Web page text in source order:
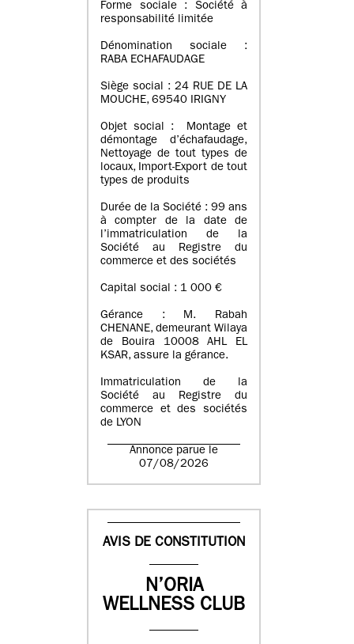
Forme sociale : Société à
responsabilité limitée
Dénomination sociale :
RABA ECHAFAUDAGE
Siège social : 24 RUE DE LA
MOUCHE, 69540 IRIGNY
Objet social : Montage et
démontage d’échafaudage,
Nettoyage de tout types de
locaux, Import-Export de tout
types de produits
Durée de la Société : 99 ans
à compter de la date de
l’immatriculation de la
Société au Registre du
commerce et des sociétés
Capital social : 1 000 €
Gérance : M. Rabah
CHENANE, demeurant Wilaya
de Bouira 10008 AHL EL
KSAR, assure la gérance.
Immatriculation de la
Société au Registre du
commerce et des sociétés
de LYON
Annonce parue le
07/08/2026
AVIS DE CONSTITUTION
N’ORIA
WELLNESS CLUB